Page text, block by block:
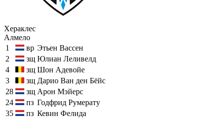
Хераклес
Алмело
1
вр Этьен Вассен
2
зщ Юлиан Леливелд
4
зщ Шон Адевойе
3
зщ Дарио Ван ден Бёйс
28
зщ Арон Мэйерс
24
пз Годфрид Румерату
35
пз Кевин Фелида